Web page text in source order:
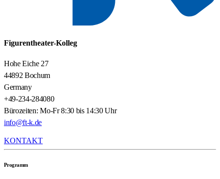
Figurentheater-Kolleg
Hohe Eiche 27
44892 Bochum
Germany
+49-234-284080
Bürozeiten: Mo-Fr 8:30 bis 14:30 Uhr
info@ft-k.de
KONTAKT
Programm